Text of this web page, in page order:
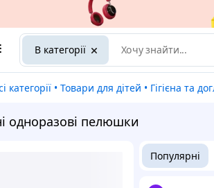
В категорії
категорії • Товари для дітей • Гігієна та
одноразові пелюшки
Популярні